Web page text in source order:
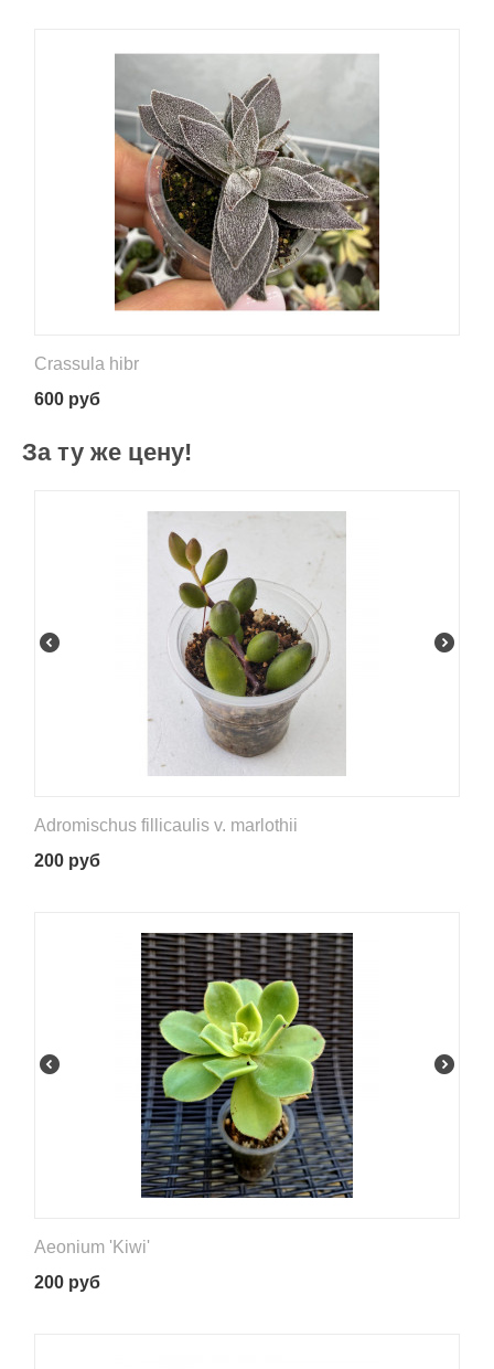
Crassula hibr
600 руб
За ту же цену!
Adromischus fillicaulis v. marlothii
200 руб
Aeonium 'Kiwi'
200 руб